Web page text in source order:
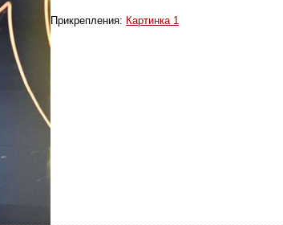
Прикрепления: Картинка 1